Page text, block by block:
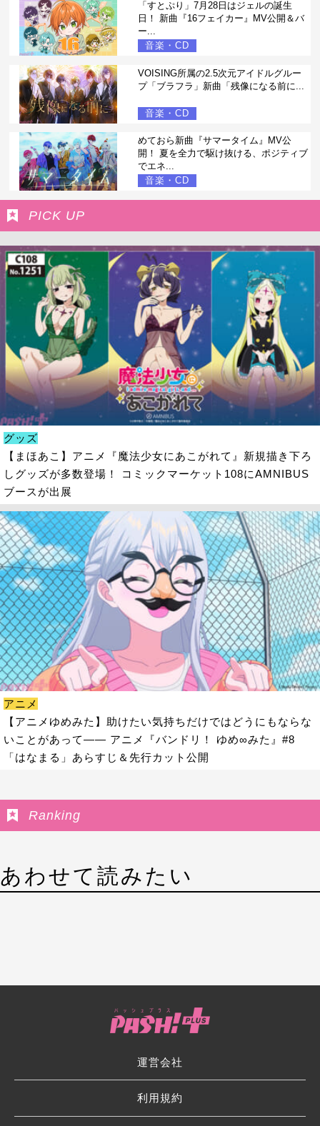
「すとぷり」7月28日はジェルの誕生
日！ 新曲『16フェイカー』MV公開＆バ
ー...
音楽・CD
VOISING所属の2.5次元アイドルグルー
プ「ブラフラ」新曲「残像になる前に...
音楽・CD
めておら新曲『サマータイム』MV公
開！ 夏を全力で駆け抜ける、ポジティブ
でエネ...
音楽・CD
PICK UP
グッズ
【まほあこ】アニメ『魔法少女にあこがれて』新規描き下ろ
しグッズが多数登場！ コミックマーケット108にAMNIBUS
ブースが出展
アニメ
【アニメゆめみた】助けたい気持ちだけではどうにもならな
いことがあって―― アニメ『バンドリ！ ゆめ∞みた』#8
「はなまる」あらすじ＆先行カット公開
Ranking
あわせて読みたい
運営会社
利用規約